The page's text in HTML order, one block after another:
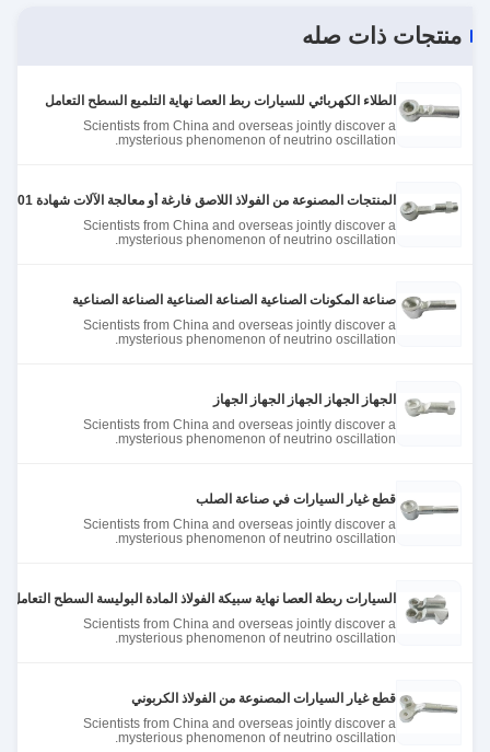
منتجات ذات صله
الطلاء الكهربائي للسيارات ربط العصا نهاية التلميع السطح التعامل
Scientists from China and overseas jointly discover a
mysterious phenomenon of neutrino oscillation.
المنتجات المصنوعة من الفولاذ اللاصق فارغة أو معالجة الآلات شهادة ISO9001
Scientists from China and overseas jointly discover a
mysterious phenomenon of neutrino oscillation.
صناعة المكونات الصناعية الصناعة الصناعية الصناعة الصناعية
Scientists from China and overseas jointly discover a
mysterious phenomenon of neutrino oscillation.
الجهاز الجهاز الجهاز الجهاز الجهاز
Scientists from China and overseas jointly discover a
mysterious phenomenon of neutrino oscillation.
قطع غيار السيارات في صناعة الصلب
Scientists from China and overseas jointly discover a
mysterious phenomenon of neutrino oscillation.
السيارات ربطة العصا نهاية سبيكة الفولاذ المادة البوليسة السطح التعامل
Scientists from China and overseas jointly discover a
mysterious phenomenon of neutrino oscillation.
قطع غيار السيارات المصنوعة من الفولاذ الكربوني
Scientists from China and overseas jointly discover a
mysterious phenomenon of neutrino oscillation.